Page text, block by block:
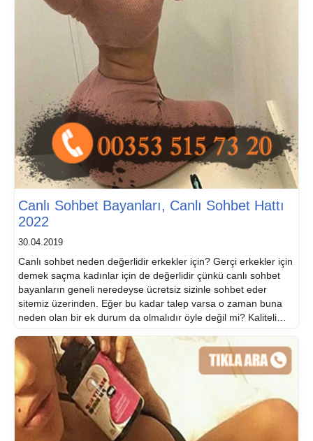
Canlı Sohbet Bayanları, Canlı Sohbet Hattı
2022
30.04.2019
Canlı sohbet neden değerlidir erkekler için? Gerçi erkekler için
demek saçma kadınlar için de değerlidir çünkü canlı sohbet
bayanların geneli neredeyse ücretsiz sizinle sohbet eder
sitemiz üzerinden. Eğer bu kadar talep varsa o zaman buna
neden olan bir ek durum da olmalıdır öyle değil mi? Kaliteli